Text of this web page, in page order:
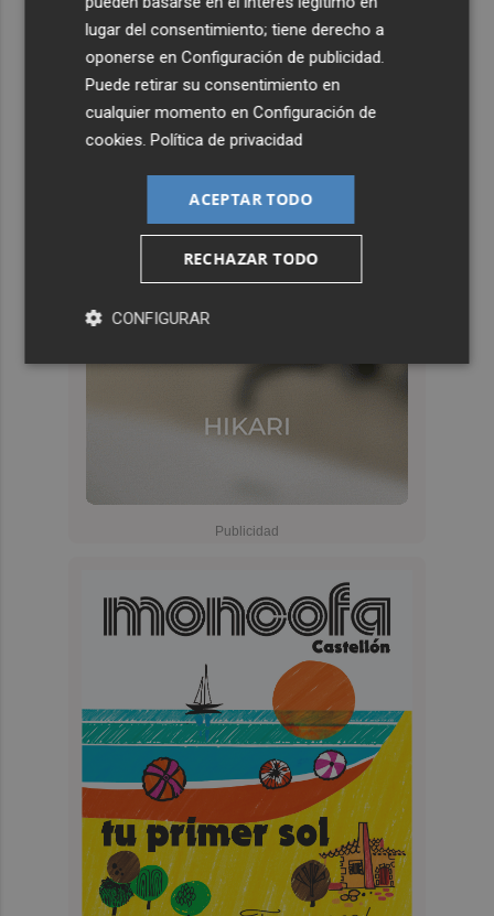
lugar del consentimiento; tiene derecho a
oponerse enConfiguración de publicidad
Puede retirar su consentimiento en
cualquier momento enConfiguración de
cookies .Política de privacidad
ACEPTAR TODO
RECHAZAR TODO
CONFIGURAR